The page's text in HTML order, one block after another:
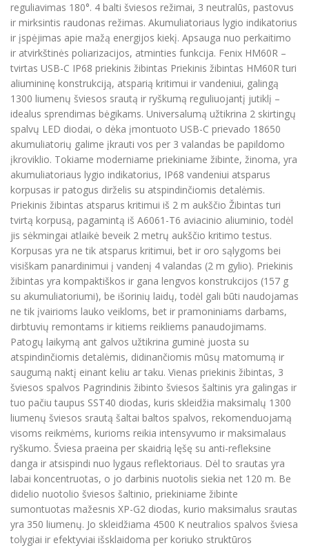
reguliavimas 180°. 4 balti šviesos režimai, 3 neutralūs, pastovus
ir mirksintis raudonas režimas. Akumuliatoriaus lygio indikatorius
ir įspėjimas apie mažą energijos kiekį. Apsauga nuo perkaitimo
ir atvirkštinės poliarizacijos, atminties funkcija. Fenix HM60R –
tvirtas USB-C IP68 priekinis žibintas Priekinis žibintas HM60R turi
aliumininę konstrukciją, atsparią kritimui ir vandeniui, galingą
1300 liumenų šviesos srautą ir ryškumą reguliuojantį jutiklį –
idealus sprendimas bėgikams. Universalumą užtikrina 2 skirtingų
spalvų LED diodai, o dėka įmontuoto USB-C prievado 18650
akumuliatorių galime įkrauti vos per 3 valandas be papildomo
įkroviklio. Tokiame moderniame priekiniame žibinte, žinoma, yra
akumuliatoriaus lygio indikatorius, IP68 vandeniui atsparus
korpusas ir patogus dirželis su atspindinčiomis detalėmis.
Priekinis žibintas atsparus kritimui iš 2 m aukščio Žibintas turi
tvirtą korpusą, pagamintą iš A6061-T6 aviacinio aliuminio, todėl
jis sėkmingai atlaikė beveik 2 metrų aukščio kritimo testus.
Korpusas yra ne tik atsparus kritimui, bet ir oro sąlygoms bei
visiškam panardinimui į vandenį 4 valandas (2 m gylio). Priekinis
žibintas yra kompaktiškos ir gana lengvos konstrukcijos (157 g
su akumuliatoriumi), be išorinių laidų, todėl gali būti naudojamas
ne tik įvairioms lauko veikloms, bet ir pramoniniams darbams,
dirbtuvių remontams ir kitiems reikliems panaudojimams.
Patogų laikymą ant galvos užtikrina guminė juosta su
atspindinčiomis detalėmis, didinančiomis mūsų matomumą ir
saugumą naktį einant keliu ar taku. Vienas priekinis žibintas, 3
šviesos spalvos Pagrindinis žibinto šviesos šaltinis yra galingas ir
tuo pačiu taupus SST40 diodas, kuris skleidžia maksimalų 1300
liumenų šviesos srautą šaltai baltos spalvos, rekomenduojamą
visoms reikmėms, kurioms reikia intensyvumo ir maksimalaus
ryškumo. Šviesa praeina per skaidrią lęšę su anti-refleksine
danga ir atsispindi nuo lygaus reflektoriaus. Dėl to srautas yra
labai koncentruotas, o jo darbinis nuotolis siekia net 120 m. Be
didelio nuotolio šviesos šaltinio, priekiniame žibinte
sumontuotas mažesnis XP-G2 diodas, kurio maksimalus srautas
yra 350 liumenų. Jo skleidžiama 4500 K neutralios spalvos šviesa
tolygiai ir efektyviai išsklaidoma per koriuko struktūros